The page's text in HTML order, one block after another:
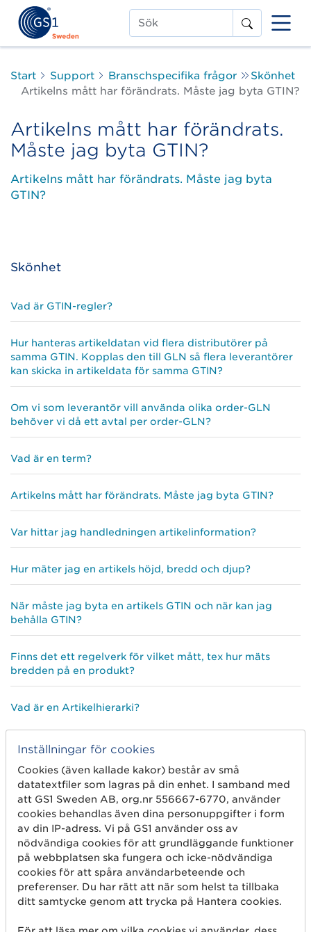
Sök
Start Support Branschspecifika frågor
Skönhet
Artikelns mått har förändrats. Måste jag byta GTIN?
Artikelns mått har förändrats.
Måste jag byta GTIN?
Artikelns mått har förändrats. Måste jag byta
GTIN?
Skönhet
Vad är GTIN-regler?
Hur hanteras artikeldatan vid flera distributörer på
samma GTIN. Kopplas den till GLN så flera leverantörer
kan skicka in artikeldata för samma GTIN?
Om vi som leverantör vill använda olika order-GLN
behöver vi då ett avtal per order-GLN?
Vad är en term?
Artikelns mått har förändrats. Måste jag byta GTIN?
Var hittar jag handledningen artikelinformation?
Hur mäter jag en artikels höjd, bredd och djup?
När måste jag byta en artikels GTIN och när kan jag
behålla GTIN?
Finns det ett regelverk för vilket mått, tex hur mäts
bredden på en produkt?
Vad är en Artikelhierarki?
Inställningar för cookies
Cookies (även kallade kakor) består av små
datatextfiler som lagras på din enhet. I samband med
att GS1 Sweden AB, org.nr 556667-6770, använder
cookies behandlas även dina personuppgifter i form
av din IP-adress. Vi på GS1 använder oss av
nödvändiga cookies för att grundläggande funktioner
på webbplatsen ska fungera och icke-nödvändiga
cookies för att spåra användarbeteende och
preferenser. Du har rätt att när som helst ta tillbaka
ditt samtycke genom att trycka på Hantera cookies.